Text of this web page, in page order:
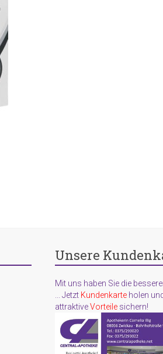
Unsere
Mit uns haben Sie die
... Jetzt Kundenkarteholen
attraktiveVorteilesichern!